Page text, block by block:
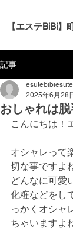
【エステBiBi】
記事
おしゃれは脱
2025年6月28
こんにちは！
オシャレって
切な事ですよ
どんなに可愛
化粧などをし
っかくオシャ
ちゃいますよ